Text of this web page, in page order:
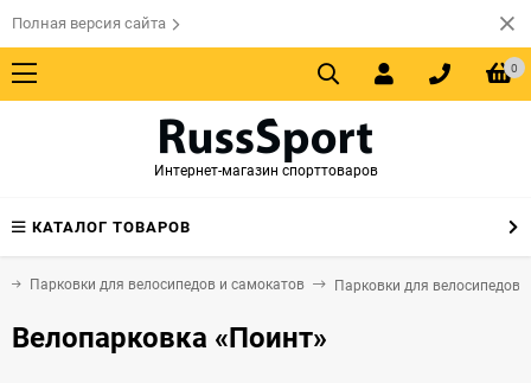
Полная версия сайта
0
Интернет-магазин спорттоваров
КАТАЛОГ ТОВАРОВ
Парковки для велосипедов и самокатов Парковки для велосипедов
Велопарковка «Поинт»